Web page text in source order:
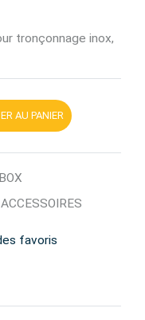
tronçonnage inox,
AU PANIER
favoris